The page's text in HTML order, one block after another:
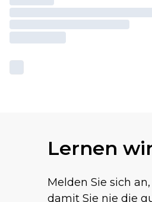
Lernen
Melden Sie sich
damit Sie nie die